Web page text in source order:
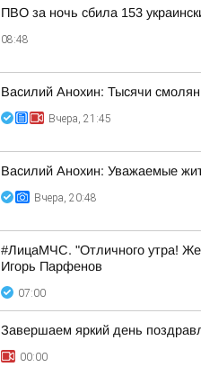
ПВО за ночь сбила 153
08:48
Василий Анохин: Тысячи смолян
Вчера, 21:45
Василий Анохин: Уважаемые
Вчера, 20:48
#ЛицаМЧС. "Отличного утра!
Игорь Парфенов
07:00
Завершаем яркий день
00:00